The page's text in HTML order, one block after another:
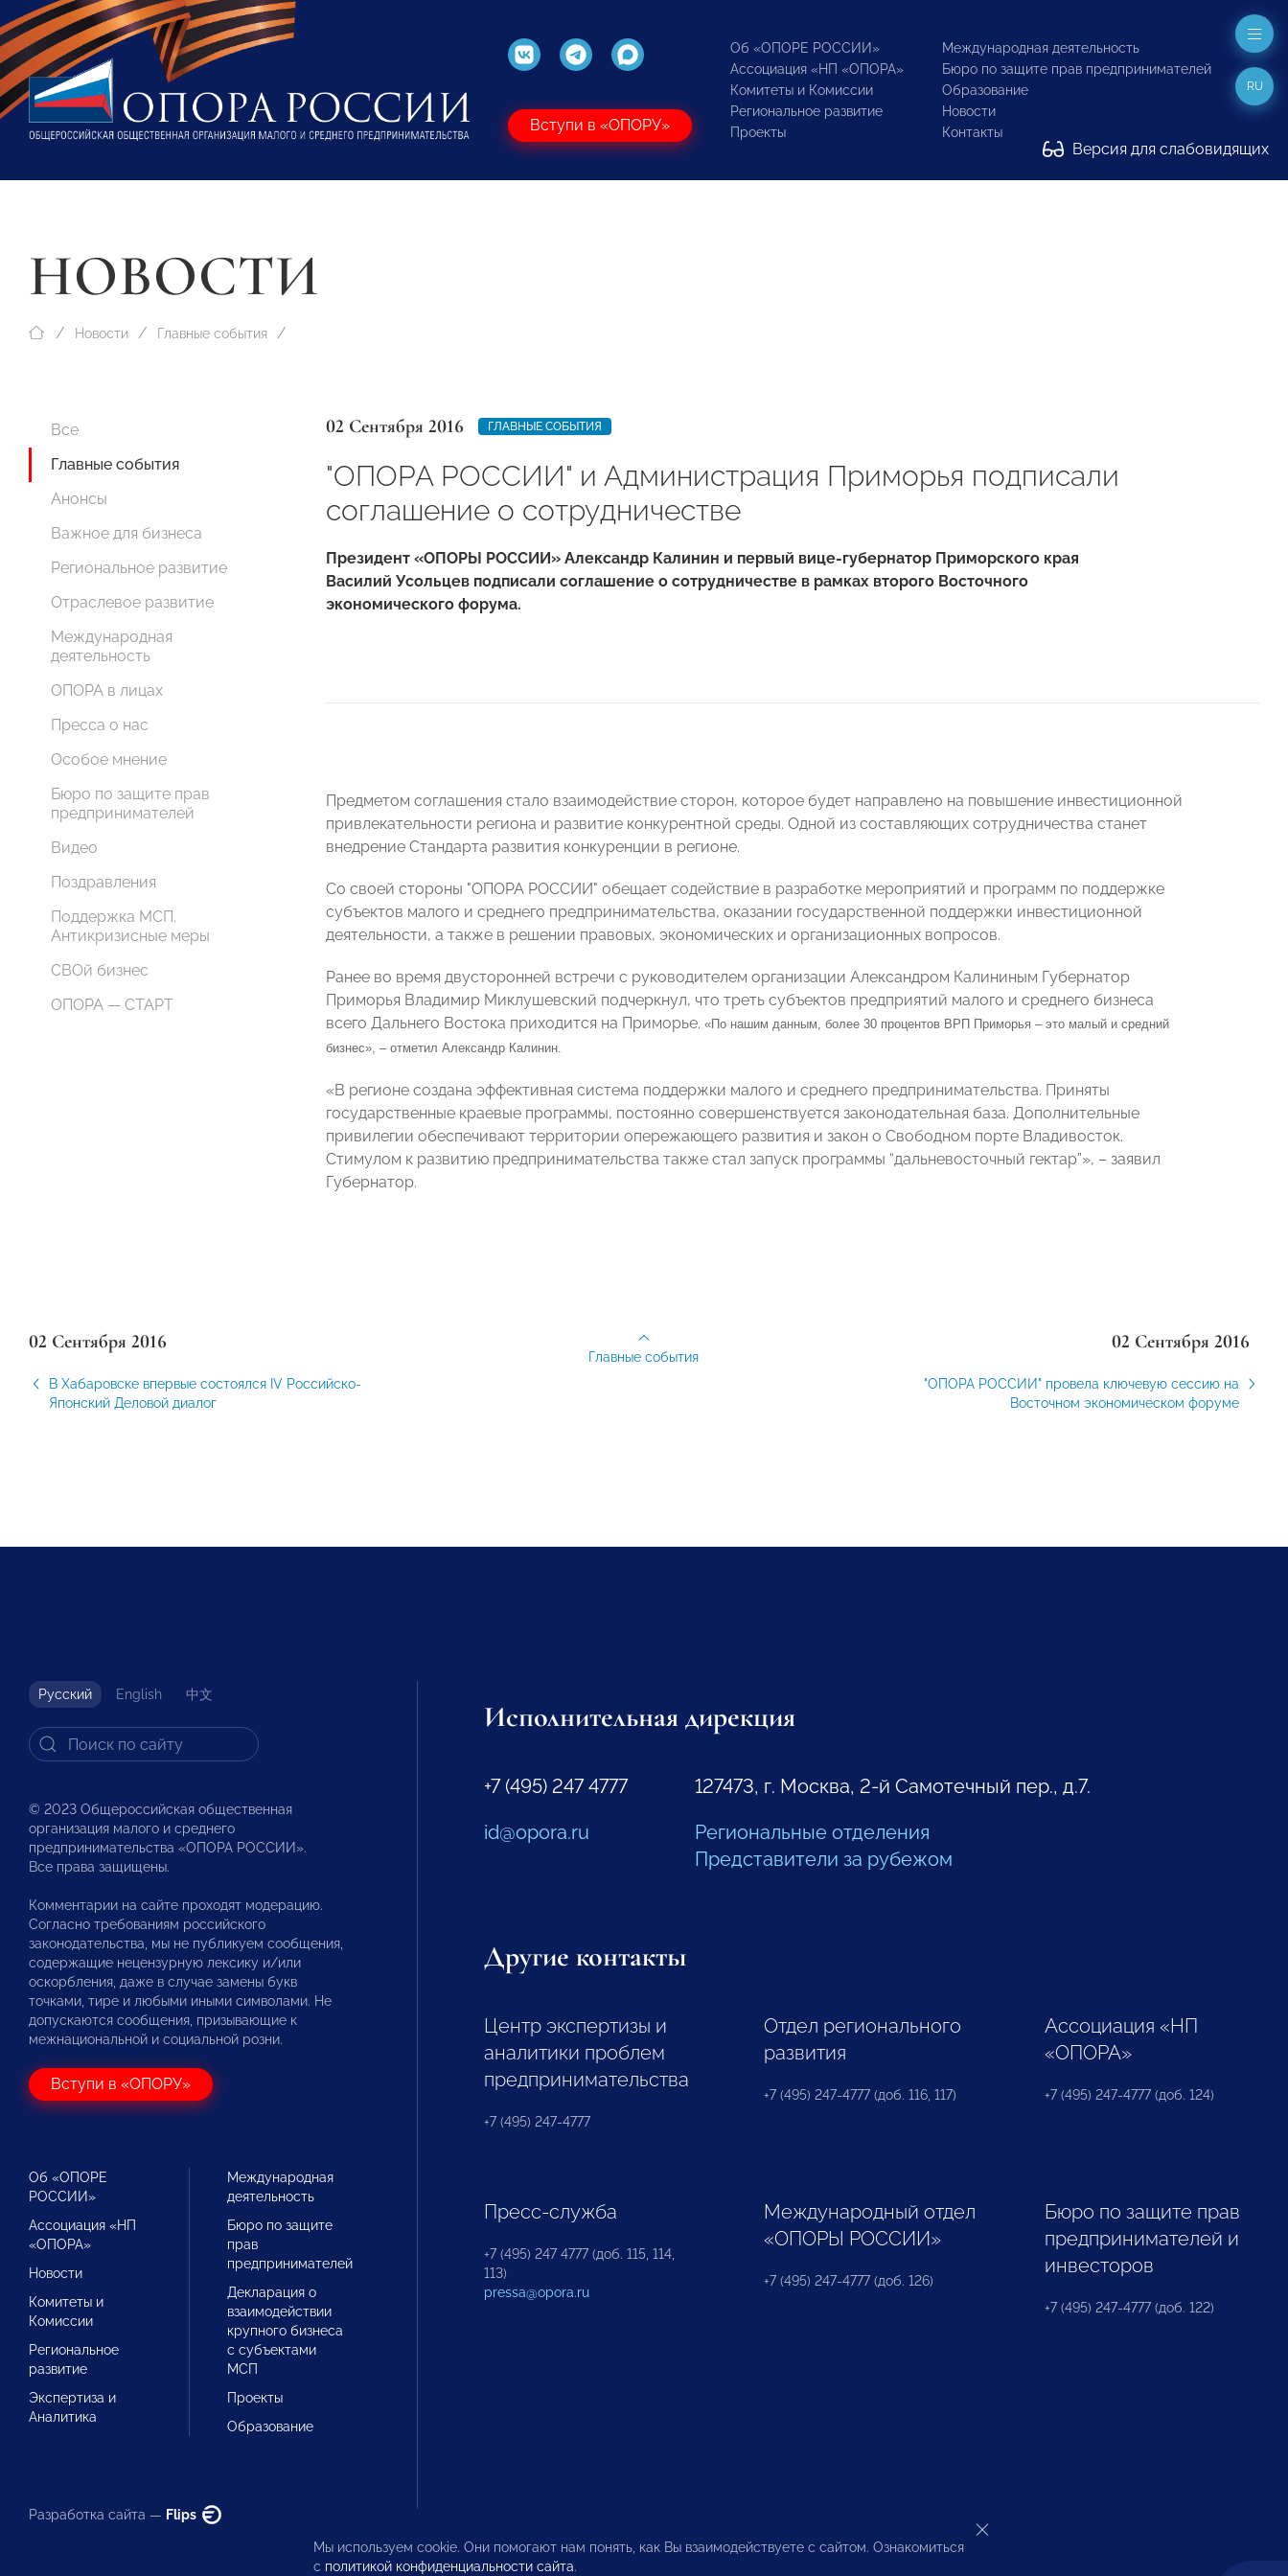
Вступи в «ОПОРУ»
Об «ОПОРЕ РОССИИ»
Ассоциация «НП «ОПОРА»
Комитеты и Комиссии
Региональное развитие
Проекты
Международная деятельность
Бюро по защите прав предпринимателей
Образование
Новости
Контакты
Версия для слабовидящих
RU
НОВОСТИ
Новости Главные события
Все
Главные события
Анонсы
Важное для бизнеса
Региональное развитие
Отраслевое развитие
Международная
деятельность
ОПОРА в лицах
Пресса о нас
Особое мнение
Бюро по защите прав
предпринимателей
Видео
Поздравления
Поддержка МСП.
Антикризисные меры
СВОй бизнес
ОПОРА — СТАРТ
02 Сентября 2016 ГЛАВНЫЕ СОБЫТИЯ
"ОПОРА РОССИИ" и Администрация Приморья подписали
соглашение о сотрудничестве
Президент «ОПОРЫ РОССИИ» Александр Калинин и первый вице-губернатор Приморского края
Василий Усольцев подписали соглашение о сотрудничестве в рамках второго Восточного
экономического форума.
Предметом соглашения стало взаимодействие сторон, которое будет направлено на повышение инвестиционной
привлекательности региона и развитие конкурентной среды. Одной из составляющих сотрудничества станет
внедрение Стандарта развития конкуренции в регионе.
Со своей стороны "ОПОРА РОССИИ" обещает содействие в разработке мероприятий и программ по поддержке
субъектов малого и среднего предпринимательства, оказании государственной поддержки инвестиционной
деятельности, а также в решении правовых, экономических и организационных вопросов.
Ранее во время двусторонней встречи с руководителем организации Александром Калининым Губернатор
Приморья Владимир Миклушевский подчеркнул, что треть субъектов предприятий малого и среднего бизнеса
всего Дальнего Востока приходится на Приморье. «По нашим данным, более 30 процентов ВРП Приморья – это малый и средний
бизнес», – отметил Александр Калинин.
«В регионе создана эффективная система поддержки малого и среднего предпринимательства. Приняты
государственные краевые программы, постоянно совершенствуется законодательная база. Дополнительные
привилегии обеспечивают территории опережающего развития и закон о Свободном порте Владивосток.
Стимулом к развитию предпринимательства также стал запуск программы “дальневосточный гектар”», – заявил
Губернатор.
02 Сентября 2016
В Хабаровске впервые состоялся IV Российско-
Японский Деловой диалог
02 Сентября 2016
"ОПОРА РОССИИ" провела ключевую сессию на
Восточном экономическом форуме
Главные события
Русский English 中文
© 2023 Общероссийская общественная
организация малого и среднего
предпринимательства «ОПОРА РОССИИ».
Все права защищены.
Комментарии на сайте проходят модерацию.
Согласно требованиям российского
законодательства, мы не публикуем сообщения,
содержащие нецензурную лексику и/или
оскорбления, даже в случае замены букв
точками, тире и любыми иными символами. Не
допускаются сообщения, призывающие к
межнациональной и социальной розни.
Вступи в «ОПОРУ»
Об «ОПОРЕ
РОССИИ»
Ассоциация «НП
«ОПОРА»
Новости
Комитеты и
Комиссии
Региональное
развитие
Экспертиза и
Аналитика
Международная
деятельность
Бюро по защите
прав
предпринимателей
Декларация о
взаимодействии
крупного бизнеса
с субъектами
МСП
Проекты
Образование
Разработка сайта — Flips
Исполнительная дирекция
+7 (495) 247 4777
id@opora.ru
127473, г. Москва, 2-й Самотечный пер., д.7.
Региональные отделения
Представители за рубежом
Другие контакты
Центр экспертизы и
аналитики проблем
предпринимательства
+7 (495) 247-4777
Отдел регионального
развития
+7 (495) 247-4777 (доб. 116, 117)
Ассоциация «НП
«ОПОРА»
+7 (495) 247-4777 (доб. 124)
Пресс-служба
+7 (495) 247 4777 (доб. 115, 114,
113)
pressa@opora.ru
Международный отдел
«ОПОРЫ РОССИИ»
+7 (495) 247-4777 (доб. 126)
Бюро по защите прав
предпринимателей и
инвесторов
+7 (495) 247-4777 (доб. 122)
Мы используем cookie. Они помогают нам понять, как Вы взаимодействуете с сайтом. Ознакомиться
с политикой конфиденциальности сайта.